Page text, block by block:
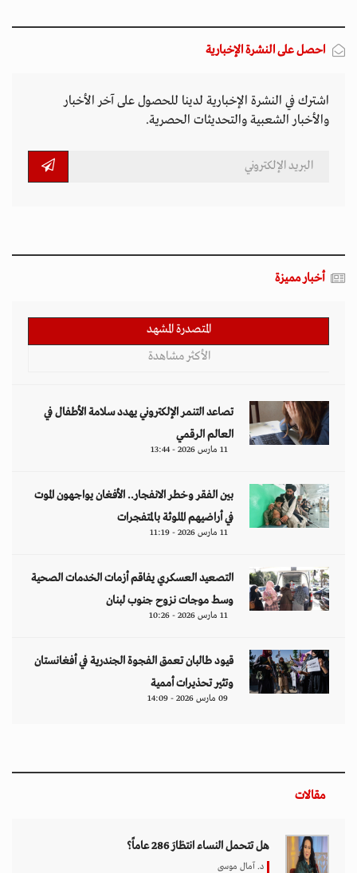
احصل على النشرة الإخبارية
اشترك في النشرة الإخبارية لدينا للحصول على آخر الأخبار
والأخبار الشعبية والتحديثات الحصرية.
أخبار مميزة
المتصدرة المشهد
الأكثر مشاهدة
تصاعد التنمر الإلكتروني يهدد سلامة الأطفال في
العالم الرقمي
11 مارس 2026 - 13:44
بين الفقر وخطر الانفجار.. الأفغان يواجهون الموت
في أراضيهم الملوثة بالمتفجرات
11 مارس 2026 - 11:19
التصعيد العسكري يفاقم أزمات الخدمات الصحية
وسط موجات نزوح جنوب لبنان
11 مارس 2026 - 10:26
قيود طالبان تعمق الفجوة الجندرية في أفغانستان
وتثير تحذيرات أممية
09 مارس 2026 - 14:09
مقالات
هل تتحمل النساء انتظارَ 286 عاماً؟
د. آمال موسى